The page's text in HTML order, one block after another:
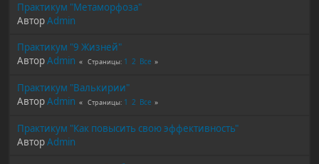
Практикум "Метаморфоза"
АвторAdmin
Практикум "9 Жизней"
АвторAdmin Страницы 1 2 Все
Практикум "Валькирии"
АвторAdmin Страницы 1 2 Все
Практикум "Как повысить свою эффективность"
АвторAdmin